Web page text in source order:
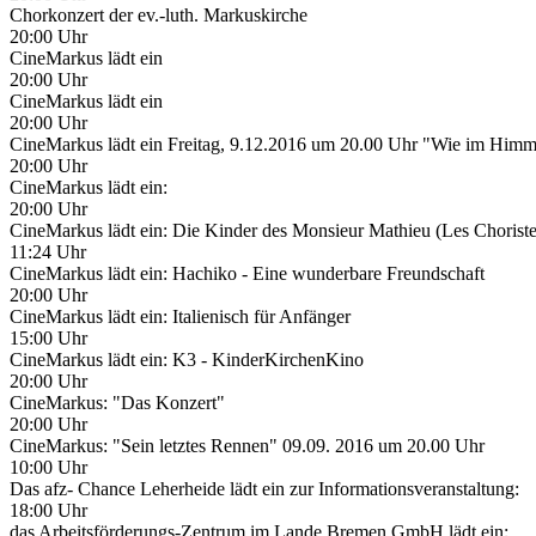
Chorkonzert der ev.-luth. Markuskirche
20:00 Uhr
CineMarkus lädt ein
20:00 Uhr
CineMarkus lädt ein
20:00 Uhr
CineMarkus lädt ein Freitag, 9.12.2016 um 20.00 Uhr "Wie im
20:00 Uhr
CineMarkus lädt ein:
20:00 Uhr
CineMarkus lädt ein: Die Kinder des Monsieur Mathieu (Les
11:24 Uhr
CineMarkus lädt ein: Hachiko - Eine wunderbare Freundschaft
20:00 Uhr
CineMarkus lädt ein: Italienisch für Anfänger
15:00 Uhr
CineMarkus lädt ein: K3 - KinderKirchenKino
20:00 Uhr
CineMarkus: "Das Konzert"
20:00 Uhr
CineMarkus: "Sein letztes Rennen" 09.09. 2016 um 20.00 Uhr
10:00 Uhr
Das afz- Chance Leherheide lädt ein zur Informationsveranstaltung:
18:00 Uhr
das Arbeitsförderungs-Zentrum im Lande Bremen GmbH lädt ein: